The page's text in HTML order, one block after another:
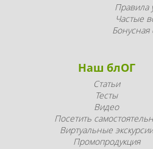
Правила
Частые
Бонусная
Наш блОГ
Статьи
Тесты
Видео
Посетить
Виртуальные экскурсии
Промопродукция